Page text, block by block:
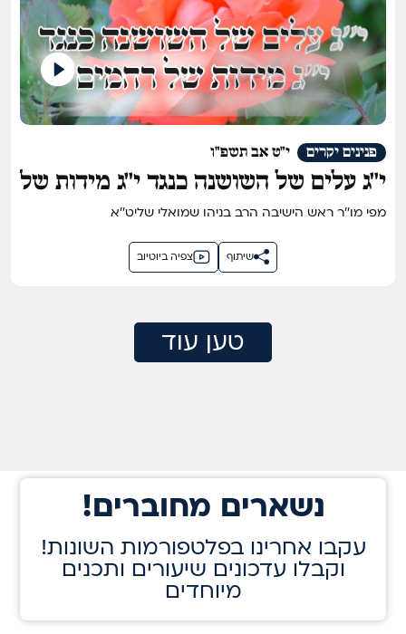
י"ט אב תשפ"ו פנינים יקרים
י''ג עלים של השושנה כנגד י''ג מידות של
רחמים
מפי מו''ר ראש הישיבה הרב בניהו שמואלי שליט''א
צפיה ביוטיוב שיתוף
טען עוד
!נשארים מחוברים
!עקבו אחרינו בפלטפורמות השונות
וקבלו עדכונים שיעורים ותכנים
מיוחדים